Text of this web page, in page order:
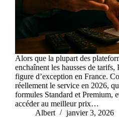
Alors que la plupart des
enchaînent les hausses de tarifs,
figure d’exception en France.
réellement le service en 2026,
formules Standard et Premium,
accéder au meilleur prix…
Albert
janvier 3, 2026